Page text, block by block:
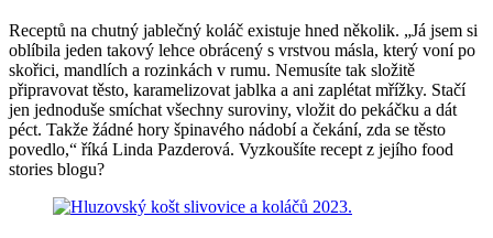
Receptů na chutný jablečný koláč existuje hned několik. „Já jsem si
oblíbila jeden takový lehce obrácený s vrstvou másla, který voní po
skořici, mandlích a rozinkách v rumu. Nemusíte tak složitě
připravovat těsto, karamelizovat jablka a ani zaplétat mřížky. Stačí
jen jednoduše smíchat všechny suroviny, vložit do pekáčku a dát
péct. Takže žádné hory špinavého nádobí a čekání, zda se těsto
povedlo,“ říká Linda Pazderová. Vyzkoušíte recept z jejího food
stories blogu?